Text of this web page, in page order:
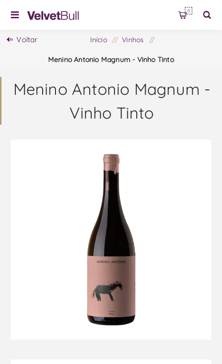
0
Voltar Início / Vinhos /
Menino Antonio Magnum - Vinho Tinto
Menino Antonio Magnum -
Vinho Tinto